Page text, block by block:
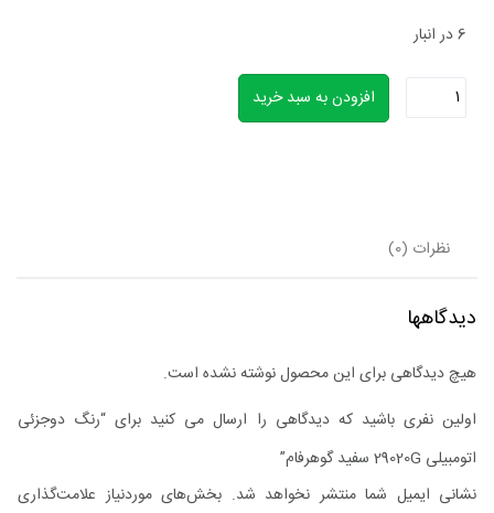
6 در انبار
رنگ
29020G
گوهرفام
عدد
افزودن به سبد خرید
نظرات (0)
دیدگاهها
هیچ دیدگاهی برای این محصول نوشته نشده است.
اولین نفری باشید که دیدگاهی را ارسال می کنید برای “رنگ دوجزئی
اتومبیلی 29020G سفید گوهرفام”
نشانی ایمیل شما منتشر نخواهد شد. بخش‌های موردنیاز علامت‌گذاری